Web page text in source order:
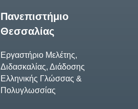
Πανεπιστήμιο
Θεσσαλίας
Εργαστήριο Μελέτης,
Διδασκαλίας, Διάδοσης
Ελληνικής Γλώσσας &
Πολυγλωσσίας